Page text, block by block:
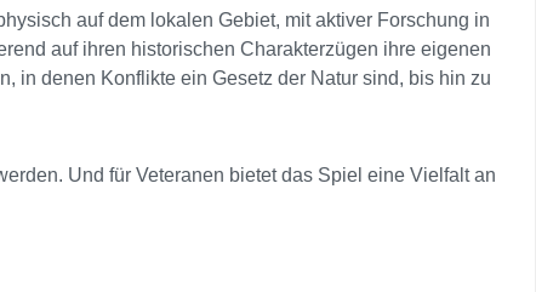
auf dem lokalen Gebiet, mit aktiver Forschung in
auf ihren historischen Charakterzügen ihre eigenen
in denen Konflikte ein Gesetz der Natur sind, bis hin zu
Und für Veteranen bietet das Spiel eine Vielfalt an